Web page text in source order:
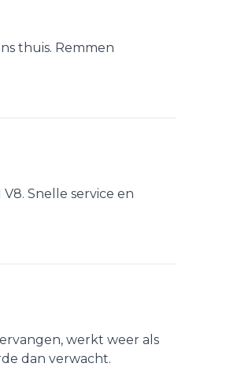
thuis. Remmen
Snelle service en
werkt weer als
dan verwacht.